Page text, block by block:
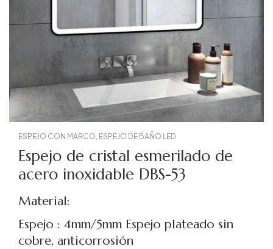
ESPEJO CON MARCO ESPEJO DE BAÑO LED
Espejo de cristal esmerilado de
acero inoxidable DBS-53
Material:
Espejo : 4mm/5mm Espejo plateado sin
cobre, anticorrosión